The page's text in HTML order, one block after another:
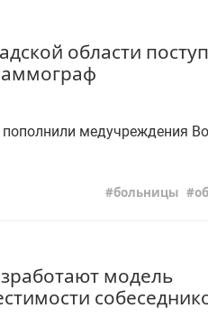
области
медучреждения
больницы
модель